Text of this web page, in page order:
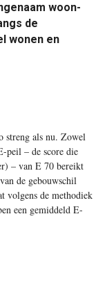
woon-
de
wonen en
streng als nu. Zowel
peil – de score die
– van E 70 bereikt
de gebouwschil
volgens de methodiek
een gemiddeld E-